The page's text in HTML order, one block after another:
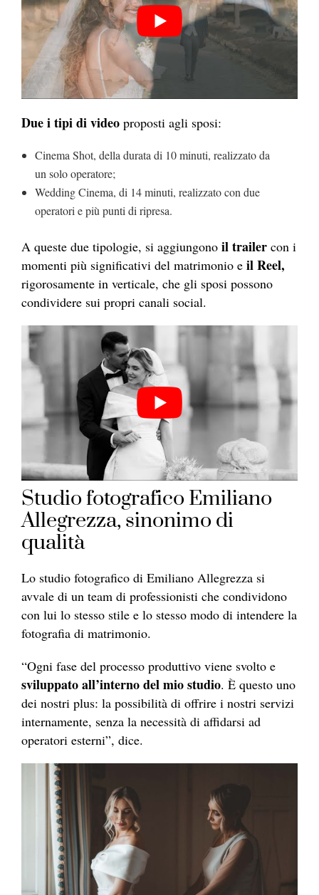
Due i tipi di video proposti agli sposi:
Cinema Shot, della durata di 10 minuti, realizzato da
un solo operatore;
Wedding Cinema, di 14 minuti, realizzato con due
operatori e più punti di ripresa.
A queste due tipologie, si aggiungono il trailer con i
momenti più significativi del matrimonio e il Reel,
rigorosamente in verticale, che gli sposi possono
condividere sui propri canali social.
Studio fotografico Emiliano
Allegrezza, sinonimo di
qualità
Lo studio fotografico di Emiliano Allegrezza si
avvale di un team di professionisti che condividono
con lui lo stesso stile e lo stesso modo di intendere la
fotografia di matrimonio.
“Ogni fase del processo produttivo viene svolto e
sviluppato all’interno del mio studio. È questo uno
dei nostri plus: la possibilità di offrire i nostri servizi
internamente, senza la necessità di affidarsi ad
operatori esterni”, dice.